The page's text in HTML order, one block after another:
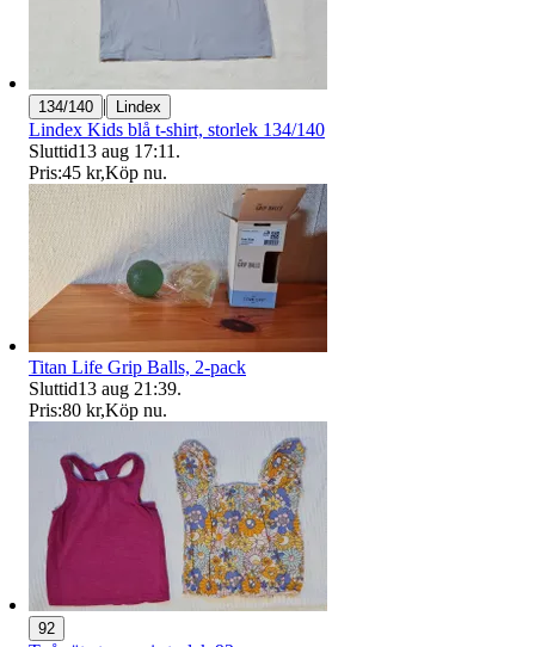
134/140 | Lindex
Lindex Kids blå t-shirt, storlek 134/140
Sluttid13 aug 17:11 .
Pris:45 kr,Köp nu.
Titan Life Grip Balls, 2-pack
Sluttid13 aug 21:39.
Pris:80 kr,Köp nu.
92